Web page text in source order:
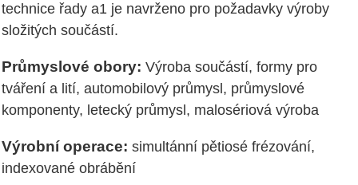
technice řady a1 je navrženo pro požadavky výroby
složitých součástí.
Průmyslové obory: Výroba součástí, formy pro
tváření a lití, automobilový průmysl, průmyslové
komponenty, letecký průmysl, malosériová výroba
Výrobní operace: simultánní pětiosé frézování,
indexované obrábění